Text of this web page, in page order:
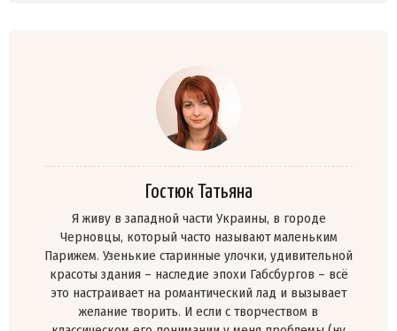
Гостюк Татьяна
Я живу в западной части Украины, в городе
Черновцы, который часто называют маленьким
Парижем. Узенькие старинные улочки, удивительной
красоты здания – наследие эпохи Габсбургов – всё
это настраивает на романтический лад и вызывает
желание творить. И если с творчеством в